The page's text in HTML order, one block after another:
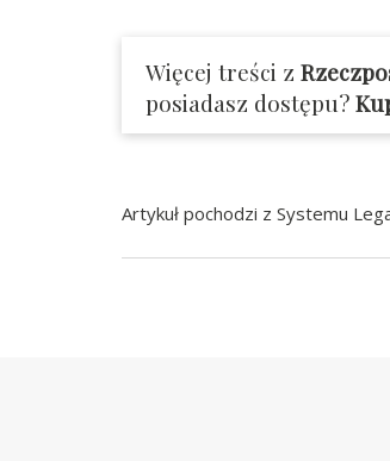
Więcej treści z
posiadasz dostępu?
Artykuł pochodzi z Systemu